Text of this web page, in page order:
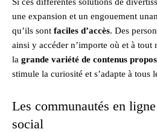
une expansion et un engouement
qu’ils sont faciles d’accès. Des
ainsi y accéder n’importe où et à tout
la grande variété de contenus
stimule la curiosité et s’adapte à tous
Les communautés en
social